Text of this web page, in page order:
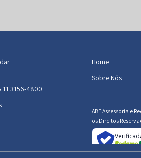
11 3156-4800
Home
Sobre Nós
ABE Assessoria e
os Direitos